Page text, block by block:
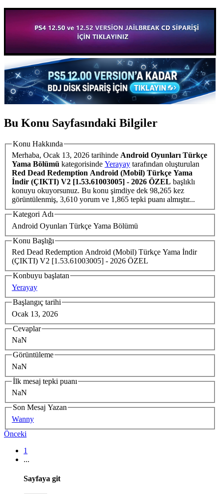
Bu Konu Sayfasındaki Bilgiler
Konu Hakkında
Merhaba, Ocak 13, 2026 tarihinde Android Oyunları Türkçe
Yama Bölümü kategorisinde Yerayay
tarafından oluşturulan
Red Dead Redemption Android (Mobil) Türkçe Yama
İndir (ÇIKTI) V2 [1.53.61003005] - 2026 ÖZEL başlıklı
konuyu okuyorsunuz. Bu konu şimdiye dek 98,265 kez
görüntülenmiş, 3,610 yorum ve 1,865 tepki puanı almıştır...
Kategori Adı
Android Oyunları Türkçe Yama Bölümü
Konu Başlığı
Red Dead Redemption Android (Mobil) Türkçe Yama İndir
(ÇIKTI) V2 [1.53.61003005] - 2026 ÖZEL
Konbuyu başlatan
Yerayay
Başlangıç tarihi
Ocak 13, 2026
Cevaplar
NaN
Görüntüleme
NaN
İlk mesaj tepki puanı
NaN
Son Mesaj Yazan
Wanny
Önceki
1
...
Sayfaya git